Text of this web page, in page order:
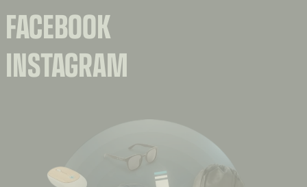
FACEBOOK
INSTAGRAM